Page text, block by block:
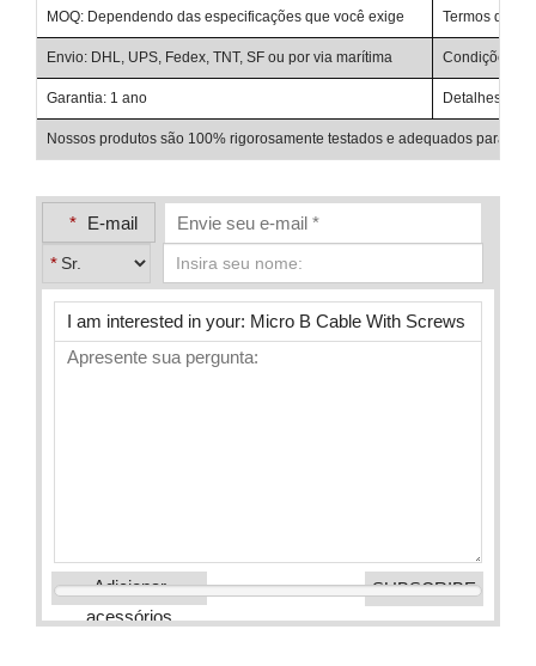
MOQ: Dependendo das especificações que você exige Termos de
Envio: DHL, UPS, Fedex, TNT, SF ou por via marítima Condições de
Garantia: 1 ano Detalhes de
Nossos produtos são 100% rigorosamente testados e adequados para
* E-mail
*
Adicionar
acessórios